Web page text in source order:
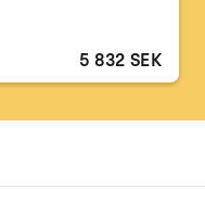
5 832 SEK